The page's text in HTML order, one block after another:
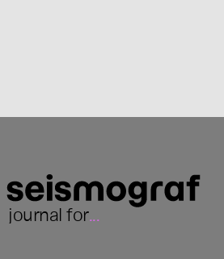
journal for...